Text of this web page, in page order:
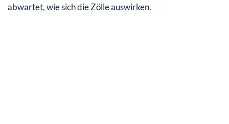
abwartet, wie sich die Zölle auswirken.